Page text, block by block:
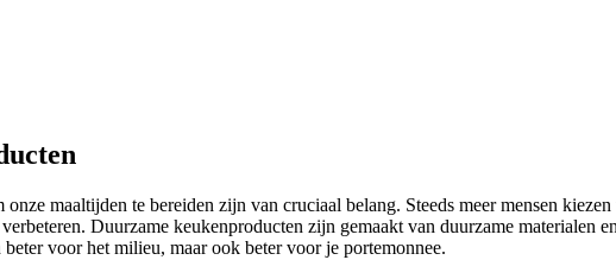
maaltijden te bereiden zijn van cruciaal belang. Steeds meer mensen
Duurzame keukenproducten zijn gemaakt van duurzame materialen
voor het milieu, maar ook beter voor je portemonnee.